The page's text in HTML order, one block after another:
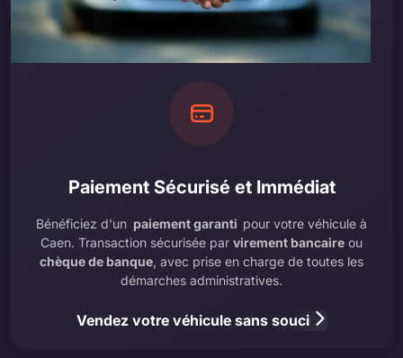
Paiement Sécurisé et Immédiat
Bénéficiez d'un paiement garanti pour votre véhicule à
Caen. Transaction sécurisée par virement bancaire ou
chèque de banque, avec prise en charge de toutes les
démarches administratives.
Vendez votre véhicule sans souci